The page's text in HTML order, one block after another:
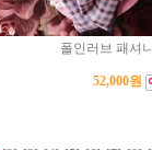
폴인러브 패셔
52,000원